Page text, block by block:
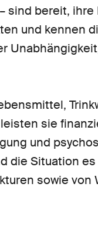
sind bereit,
und kennen
sie
und
die Situation
sowie von